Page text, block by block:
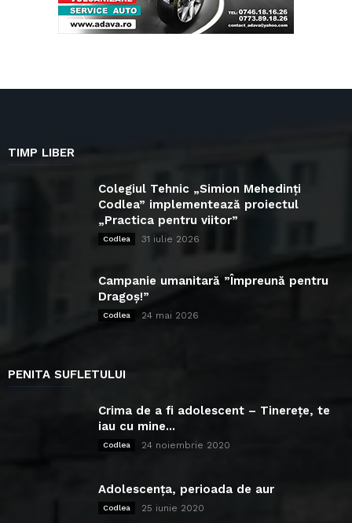
TIMP LIBER
Colegiul Tehnic „Simion Mehedinți
Codlea” implementează proiectul
„Practica pentru viitor”
Codlea 31 iulie 2026
Campanie umanitară ”Împreună pentru
Dragoș!”
Codlea 24 mai 2026
PENITA SUFLETULUI
Crima de a fi adolescent – Tinerețe, te
iau cu mine...
Codlea 24 noiembrie 2020
Adolescența, perioada de aur
Codlea 25 iunie 2020